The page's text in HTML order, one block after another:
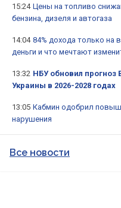
15:24 Цены на топливо
бензина, дизеля и автогаза
14:04 84% дохода только на
деньги и что мечтают
13:32 НБУ обновил прогноз
Украины в 2026-2028 годах
13:05 Кабмин одобрил
нарушения
Все новости